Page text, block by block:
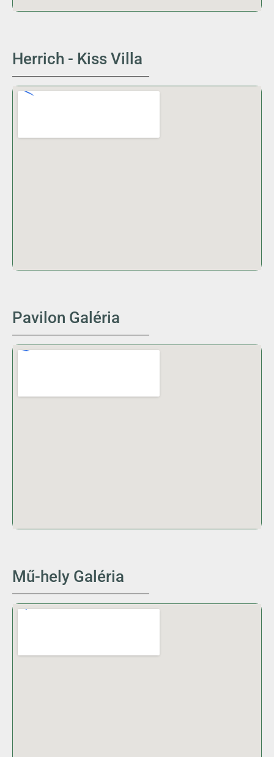
Herrich - Kiss Villa
Pavilon Galéria
Mű-hely Galéria